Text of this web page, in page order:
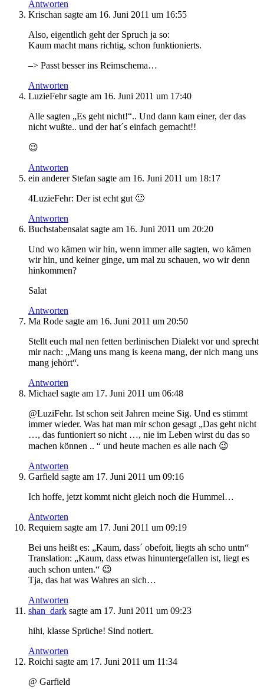
Antworten
Krischan sagte am 16. Juni 2011 um 16:55
Also, eigentlich geht der Spruch ja so:
Kaum macht mans richtig, schon funktionierts.
–> Passt besser ins Reimschema…
Antworten
LuzieFehr sagte am 16. Juni 2011 um 17:40
Alle sagten „Es geht nicht!“.. Und dann kam einer, der das
nicht wußte.. und der hat´s einfach gemacht!!
😉
Antworten
ein anderer Stefan sagte am 16. Juni 2011 um 18:17
4LuzieFehr: Der ist echt gut 🙂
Antworten
Buchstabensalat sagte am 16. Juni 2011 um 20:20
Und wo kämen wir hin, wenn immer alle sagten, wo kämen
wir hin, und keiner ginge, um mal zu schauen, wo wir denn
hinkommen?
Salat
Antworten
Ma Rode sagte am 16. Juni 2011 um 20:50
Stellt euch mal nen fetten berlinischen Dialekt vor und sprecht
mir nach: „Mang uns mang is keena mang, der nich mang uns
mang jehört“.
Antworten
Michael sagte am 17. Juni 2011 um 06:48
@LuziFehr. Ist schon seit Jahren meine Sig. Und es stimmt
immer wieder. Was hat man mir schon gesagt „Das geht nicht
…, das funtioniert so nicht …, nie im Leben wirst du das so
machen können .. “ und heute machen es alle nach 😉
Antworten
Garfield sagte am 17. Juni 2011 um 09:16
Ich hoffe, jetzt kommt nicht gleich noch die Hummel…
Antworten
Requiem sagte am 17. Juni 2011 um 09:19
Bei uns heißt es: „Kaum, dass´ obefoit, liegts ah scho untn“
Translation: „Kaum, dass etwas hinuntergefallen ist, liegt es
auch schon unten.“ 😉
Tja, das hat was Wahres an sich…
Antworten
shan_dark sagte am 17. Juni 2011 um 09:23
hihi, klasse Sprüche! Sind notiert.
Antworten
Roichi sagte am 17. Juni 2011 um 11:34
@ Garfield